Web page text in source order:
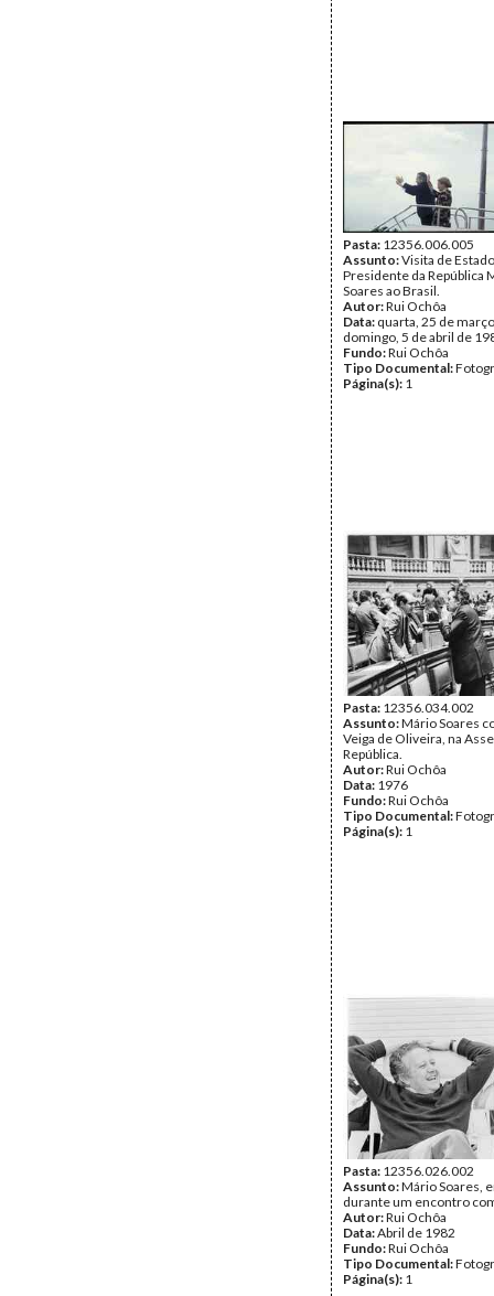
Pasta: 12356.006.005
Assunto:Visita de
Presidente da República
Soares ao Brasil.
Autor:Rui Ochôa
Data: quarta, 25 de
domingo, 5 de abril de
Fundo:Rui Ochôa
Tipo Documental:
Página(s): 1
Pasta: 12356.034.002
Assunto:Mário Soares
Veiga de Oliveira, na
República.
Autor:Rui Ochôa
Data: 1976
Fundo:Rui Ochôa
Tipo Documental:
Página(s): 1
Pasta: 12356.026.002
Assunto:Mário Soares,
durante um encontro
Autor:Rui Ochôa
Data:Abril de 1982
Fundo:Rui Ochôa
Tipo Documental:
Página(s): 1